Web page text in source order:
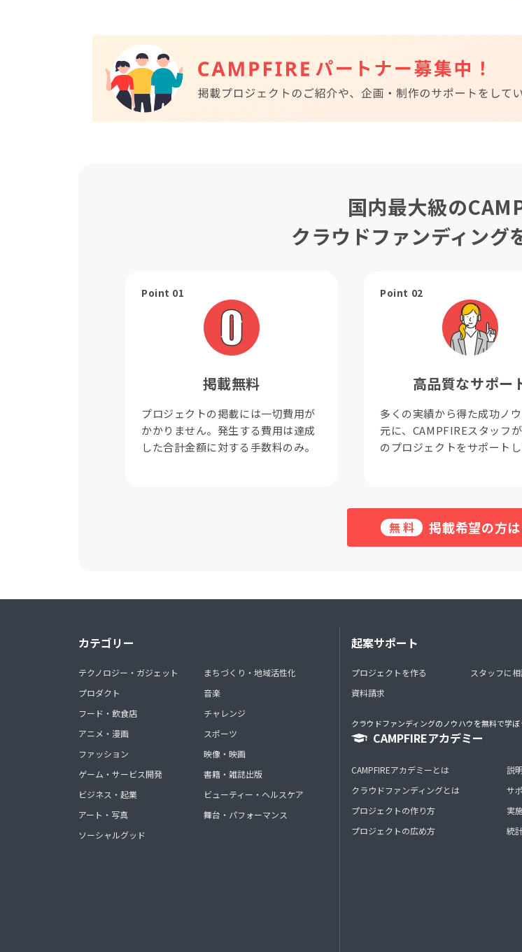
国内最大級の
クラウドファンディング
Point 01
掲載無料
プロジェクトの掲載には一切費用が
かかりません。発生する費用は達成
した合計金額に対する手数料のみ。
Point 02
高品質なサポー
多くの実績から得た成功ノ
元に、CAMPFIREスタッフ
のプロジェクトをサポートし
無料 掲載希望の方
カテゴリー
テクノロジー・ガジェット
プロダクト
フード・飲食店
アニメ・漫画
ファッション
ゲーム・サービス開発
ビジネス・起業
アート・写真
ソーシャルグッド
まちづくり・地域活性化
音楽
チャレンジ
スポーツ
映像・映画
書籍・雑誌出版
ビューティー・ヘルスケア
舞台・パフォーマンス
起案サポート
プロジェクトを作る
資料請求
スタッフに
クラウドファンディングのノウハウを無料で学ぼ
CAMPFIREアカデミー
CAMPFIREアカデミーとは
クラウドファンディングとは
プロジェクトの作り方
プロジェクトの広め方
説
サ
実
統